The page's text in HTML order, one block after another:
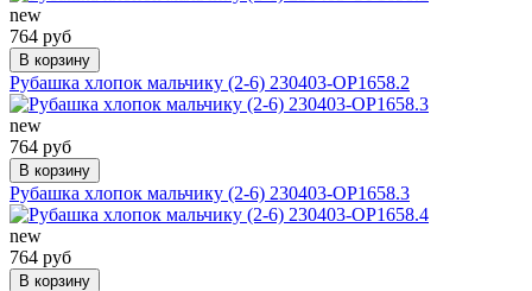
new
764 руб
В корзину
Рубашка хлопок мальчику (2-6) 230403-OP1658.2
new
764 руб
В корзину
Рубашка хлопок мальчику (2-6) 230403-OP1658.3
new
764 руб
В корзину